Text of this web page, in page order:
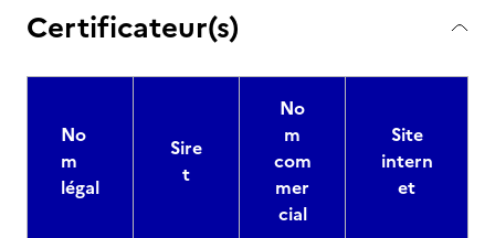
Certificateur(s)
No
m
légal
Sire
t
No
m
com
mer
cial
Site
intern
et